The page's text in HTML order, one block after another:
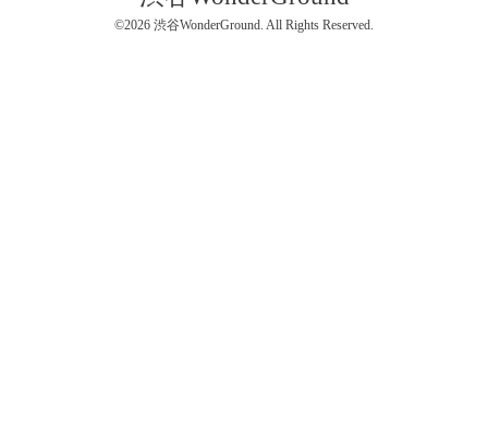
©2026 渋谷WonderGround. All Rights Reserved.